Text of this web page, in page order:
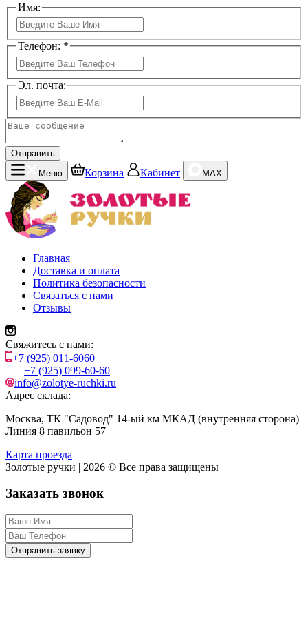
Имя:
Телефон: *
Эл. почта:
Отправить
Меню
Корзина Кабинет MAX
Главная
Доставка и оплата
Политика безопасности
Связаться с нами
Отзывы
Свяжитесь с нами:
+7 (925) 011-6060
+7 (925) 099-60-60
info@zolotye-ruchki.ru
Адрес склада:
Москва, ТК "Садовод" 14-ый км МКАД (внутренняя сторона)
Линия 8 павильон 57
Карта проезда
Золотые ручки | 2026 © Все права защищены
Заказать звонок
Отправить заявку